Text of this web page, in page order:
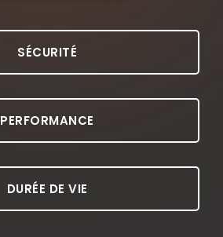
SÉCURITÉ
PERFORMANCE
DURÉE DE VIE